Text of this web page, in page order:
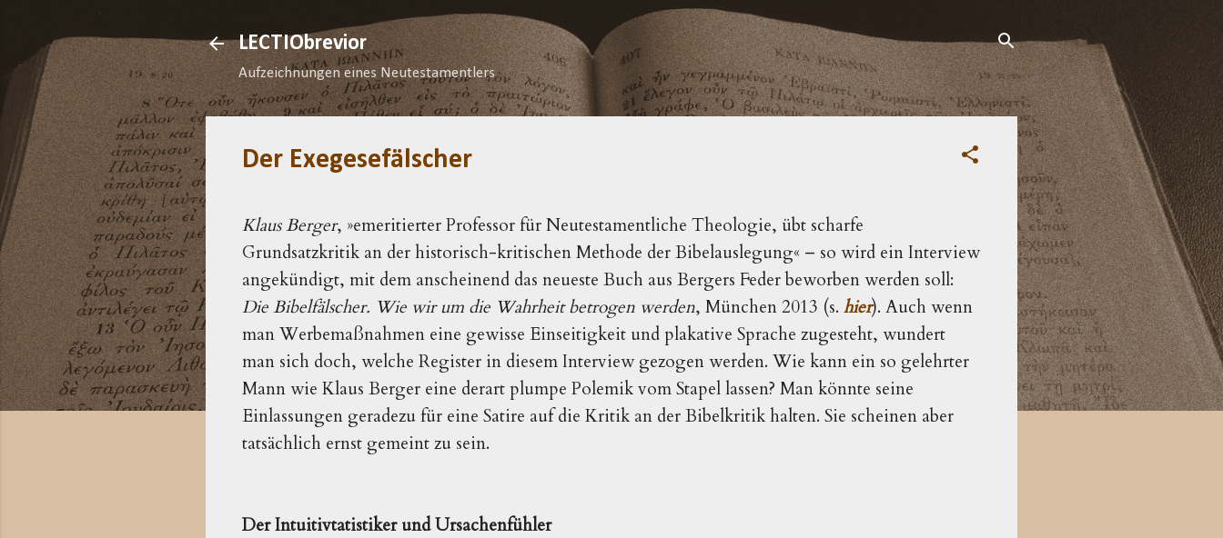
Direkt zum Hauptbereich
LECTIObrevior
Aufzeichnungen eines Neutestamentlers
Der Exegesefälscher
Klaus Berger, »emeritierter Professor für Neutestamentliche Theologie, übt scharfe
Grundsatzkritik an der historisch-kritischen Methode der Bibelauslegung« – so wird ein Interview
angekündigt, mit dem anscheinend das neueste Buch aus Bergers Feder beworben werden soll:
Die Bibelfälscher. Wie wir um die Wahrheit betrogen werden, München 2013 (s. hier). Auch wenn
man Werbemaßnahmen eine gewisse Einseitigkeit und plakative Sprache zugesteht, wundert
man sich doch, welche Register in diesem Interview gezogen werden. Wie kann ein so gelehrter
Mann wie Klaus Berger eine derart plumpe Polemik vom Stapel lassen? Man könnte seine
Einlassungen geradezu für eine Satire auf die Kritik an der Bibelkritik halten. Sie scheinen aber
tatsächlich ernst gemeint zu sein.
Der Intuitivtatistiker und Ursachenfühler